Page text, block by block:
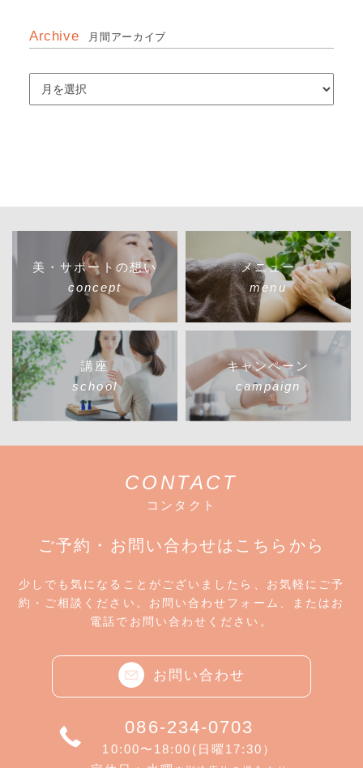
Archive 月間アーカイブ
美・サポートの想い
concept
メニュー
menu
講座
school
キャンペーン
campaign
CONTACT
コンタクト
ご予約・お問い合わせはこちらから
少しでも気になることがございましたら、お気軽にご予
約・ご相談ください。 お問い合わせフォーム、またはお
電話でお問い合わせください。
お問い合わせ
086-234-0703
10:00〜18:00(日曜17:30）